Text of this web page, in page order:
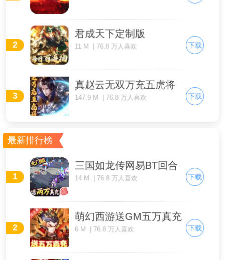
2
君成天下定制版
11 M | 76.8 万人喜欢 下载
3
真赵云无双万充五虎将
147.9 M | 76.8 万人喜欢 下载
最新排行榜
1
三国如龙传网易BT回合
14 M | 76.8 万人喜欢 下载
2
萌幻西游送GM五万真充
6 M | 76.8 万人喜欢 下载